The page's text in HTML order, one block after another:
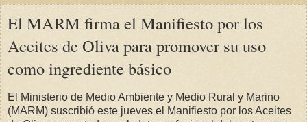
El MARM firma el Manifiesto por los
Aceites de Oliva para promover su uso
como ingrediente básico
El Ministerio de Medio Ambiente y Medio Rural y Marino
(MARM) suscribió este jueves el Manifiesto por los Aceites